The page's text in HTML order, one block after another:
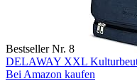
Bestseller Nr. 8
DELAWAY XXL
Bei Amazon kaufen